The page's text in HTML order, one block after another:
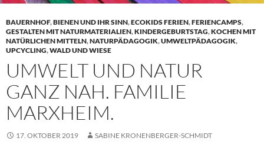
BAUERNHOF,BIENEN UND IHR SINN,ECOKIDS FERIEN,FERIENCAMPS,
GESTALTEN MIT NATURMATERIALIEN,KINDERGEBURTSTAG,KOCHEN MIT
NATÜRLICHEN MITTELN,NATURPÄDAGOGIK,UMWELTPÄDAGOGIK,
UPCYCLING,WALD UND WIESE
UMWELT UND NATUR
GANZ NAH. FAMILIE
MARXHEIM.
17. OKTOBER 2019 SABINE KRONENBERGER-SCHMIDT